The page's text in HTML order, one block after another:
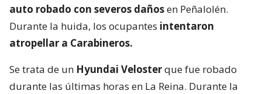
auto robado con severos dañosen Peñalolén.
Durante la huida, los ocupantes intentaron
atropellar a Carabineros.
Se trata de un Hyundai Velosterque fue robado
durante las últimas horas en La Reina. Durante la